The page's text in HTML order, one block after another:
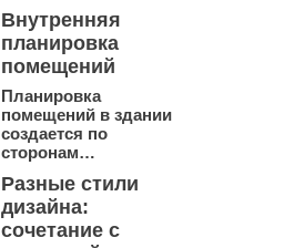
Внутренняя
планировка
помещений
Планировка
помещений в здании
создается по
сторонам…
Разные стили
дизайна:
сочетание с